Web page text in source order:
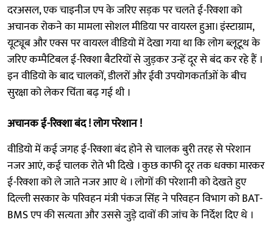
दरअसल, एक चाइनीज एप के जरिए सड़क पर चलते ई-रिक्शा को
अचानक रोकने का मामला सोशल मीडिया पर वायरल हुआ। इंस्टाग्राम,
यूट्यूब और एक्स पर वायरल वीडियो में देखा गया था कि लोग ब्लूटूथ के
जरिए कम्पैटिबल ई-रिक्शा बैटरियों से जुड़कर उन्हें दूर से बंद कर रहे हैं ।
इन वीडियो के बाद चालकों, डीलरों और ईवी उपयोगकर्ताओं के बीच
सुरक्षा को लेकर चिंता बढ़ गई थी ।
अचानक ई-रिक्शा बंद ! लोग परेशान !
वीडियो में कई जगह ई-रिक्शा बंद होने से चालक बुरी तरह से परेशान
नजर आएं, कई चालक रोते भी दिखे । कुछ काफी दूर तक धक्का मारकर
ई-रिक्शा को ले जाते नजर आए थे । लोगों की परेशानी को देखते हुए
दिल्ली सरकार के परिवहन मंत्री पंकज सिंह ने परिवहन विभाग को BAT-
BMS एप की सत्यता और उससे जुड़े दावों की जांच के निर्देश दिए थे ।